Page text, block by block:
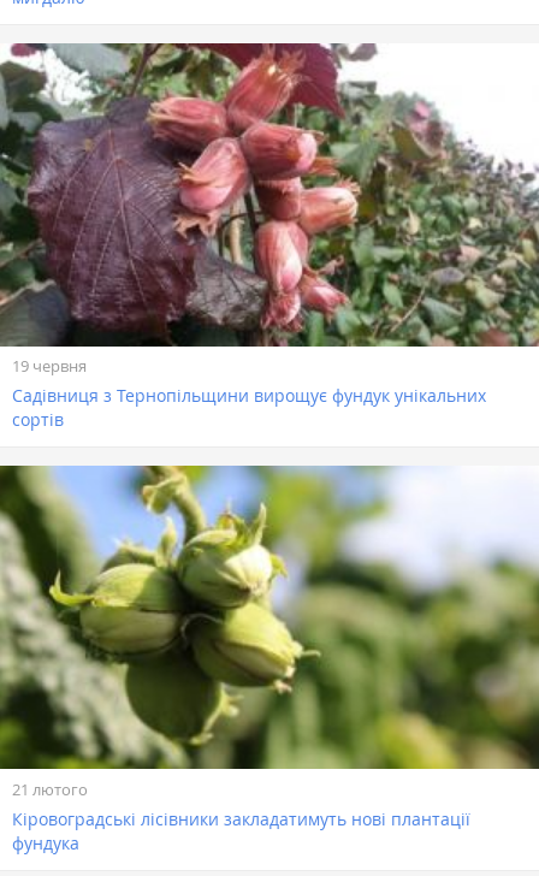
19 червня
Садівниця з Тернопільщини вирощує фундук унікальних
сортів
21 лютого
Кіровоградські лісівники закладатимуть нові плантації
фундука